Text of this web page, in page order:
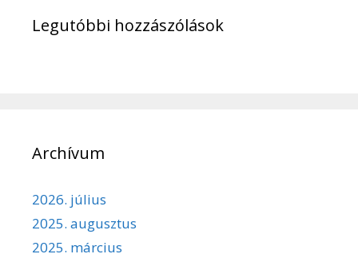
Legutóbbi hozzászólások
Archívum
2026. július
2025. augusztus
2025. március